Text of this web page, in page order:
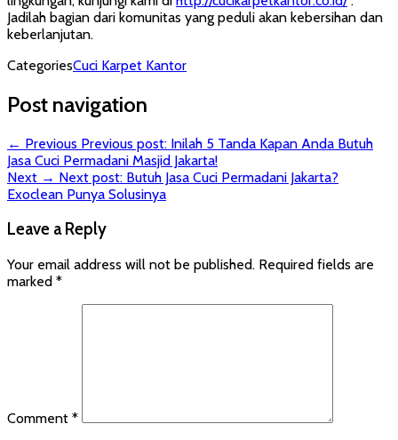
Jadilah bagian dari komunitas yang peduli akan kebersihan dan
keberlanjutan.
CategoriesCuci Karpet Kantor
Post navigation
← Previous Previous post: Inilah 5 Tanda Kapan Anda Butuh
Jasa Cuci Permadani Masjid Jakarta!
Next → Next post: Butuh Jasa Cuci Permadani Jakarta?
Exoclean Punya Solusinya
Leave a Reply
Your email address will not be published. Required fields are
marked *
Comment *